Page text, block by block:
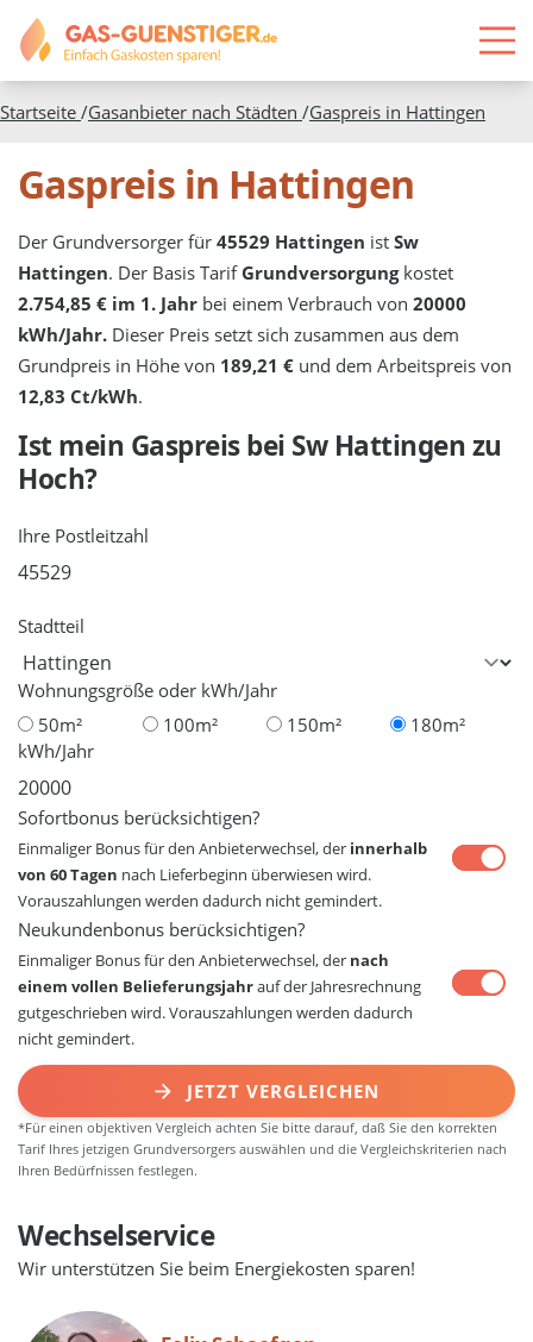
Startseite /Gasanbieter nach Städten /Gaspreis in Hattingen
Gaspreis in Hattingen
Der Grundversorger für45529 Hattingen istSw
Hattingen. Der Basis Tarif Grundversorgungkostet
2.754,85 € im 1. Jahr bei einem Verbrauch von20000
kWh/Jahr. Dieser Preis setzt sich zusammen aus dem
Grundpreis in Höhe von 189,21 € und dem Arbeitspreis von
12,83 Ct/kWh.
Ist mein Gaspreis bei Sw Hattingenzu
Hoch?
Ihre Postleitzahl
Stadtteil
Wohnungsgröße oder kWh/Jahr
50m²
100m² 150m²
180m²
kWh/Jahr
Sofortbonus berücksichtigen?
Einmaliger Bonus für den Anbieterwechsel, der innerhalb
von 60 Tagen nach Lieferbeginn überwiesen wird.
Vorauszahlungen werden dadurch nicht gemindert.
Neukundenbonus berücksichtigen?
Einmaliger Bonus für den Anbieterwechsel, der nach
einem vollen Belieferungsjahrauf der Jahresrechnung
gutgeschrieben wird. Vorauszahlungen werden dadurch
nicht gemindert.
JETZT VERGLEICHEN
*Für einen objektiven Vergleich achten Sie bitte darauf, daß Sie den korrekten
Tarif Ihres jetzigen Grundversorgers auswählen und die Vergleichskriterien nach
Ihren Bedürfnissen festlegen.
Wechselservice
Wir unterstützen Sie beim Energiekosten sparen!